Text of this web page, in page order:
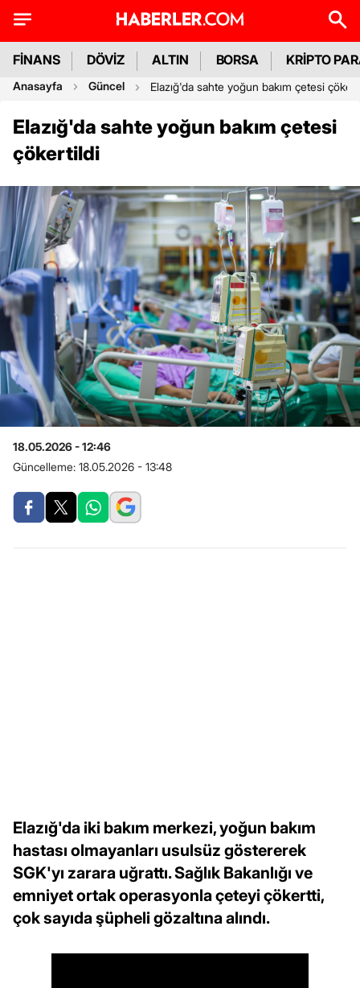
FİNANS DÖVİZ ALTIN BORSA KRİPTO
Anasayfa Güncel Elazığ'da sahte yoğun bakım çetesi
Elazığ'da sahte yoğun bakım çetesi
çökertildi
18.05.2026 - 12:46
Güncelleme: 18.05.2026 - 13:48
Elazığ'da iki bakım merkezi, yoğun bakım
hastası olmayanları usulsüz göstererek
SGK'yı zarara uğrattı. Sağlık Bakanlığı ve
emniyet ortak operasyonla çeteyi çökertti,
çok sayıda şüpheli gözaltına alındı.